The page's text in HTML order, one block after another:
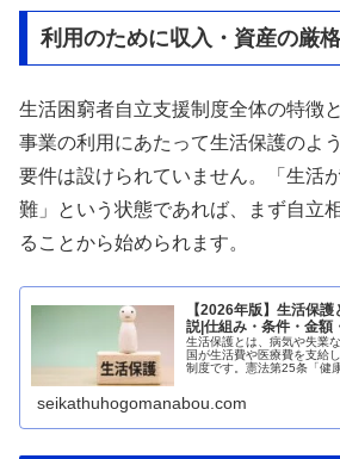
利用のために収入・資産の厳
生活困窮者自立支援制度全体の特徴
事業の利用にあたって生活保護のよ
要件は設けられていません。「生活
難」という状態であれば、まず自立
ることから始められます。
【2026年版】生活保
説|仕組み・条件・金額
生活保護とは、病気や失業
国が生活費や医療費を支給
制度です。憲法第25条「健
seikathuhogomanabou.com